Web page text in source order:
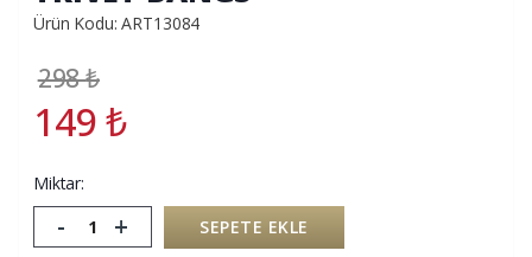
Ürün Kodu: ART13084
298₺
149₺
Miktar:
- + SEPETE EKLE